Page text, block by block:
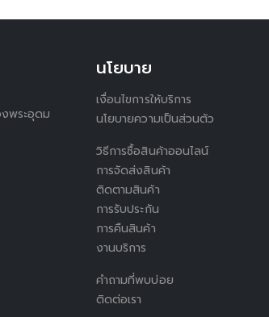
พระอุดม
นโยบาย
เงื่อนไขการให้บริการ
นโยบายความเป็นส่วนตัว
วิธีการซื้อสินค้าออนไลน์
การจัดส่งสินค้า
ติดตามสินค้า
การรับประกัน
การคืนสินค้า
งานบริการ
คำถามที่พบบ่อย
ติดต่อเรา